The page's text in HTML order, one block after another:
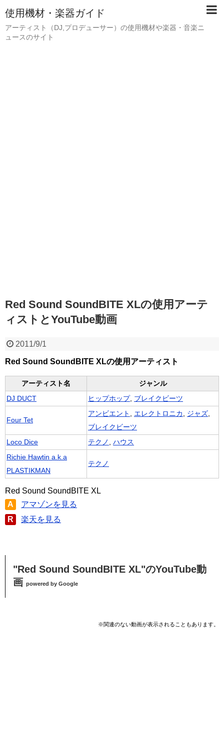
使用機材・楽器ガイド
アーティスト（DJ,プロデューサー）の使用機材や楽器・音楽ニ
ュースのサイト
Red Sound SoundBITE XLの使用アーテ
ィストとYouTube動画
2011/9/1
Red Sound SoundBITE XLの使用アーティスト
アーティスト名
ジャンル
DJ DUCT
ヒップホップ, ブレイクビーツ
Four Tet
アンビエント , エレクトロニカ , ジャズ,
ブレイクビーツ
Loco Dice
テクノ , ハウス
Richie Hawtin a.k.a
PLASTIKMAN
テクノ
Red Sound SoundBITE XL
A
アマゾンを見る
R
楽天を見る
"Red Sound SoundBITE XL"のYouTube動
画 powered by Google
※関連のない動画が表示されることもあります。